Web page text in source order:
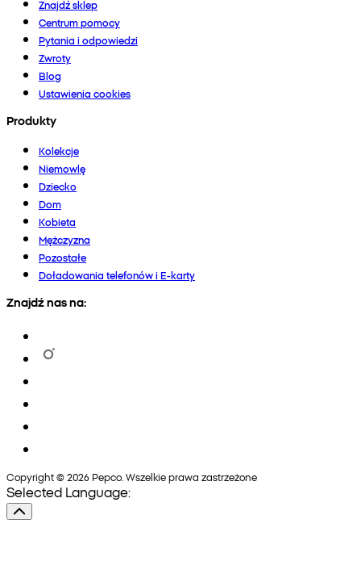
Znajdź sklep
Centrum pomocy
Pytania i odpowiedzi
Zwroty
Blog
Ustawienia cookies
Produkty
Kolekcje
Niemowlę
Dziecko
Dom
Kobieta
Mężczyzna
Pozostałe
Doładowania telefonów i E-karty
Znajdź nas na:
Copyright © 2026 Pepco. Wszelkie prawa zastrzeżone
Selected Language: